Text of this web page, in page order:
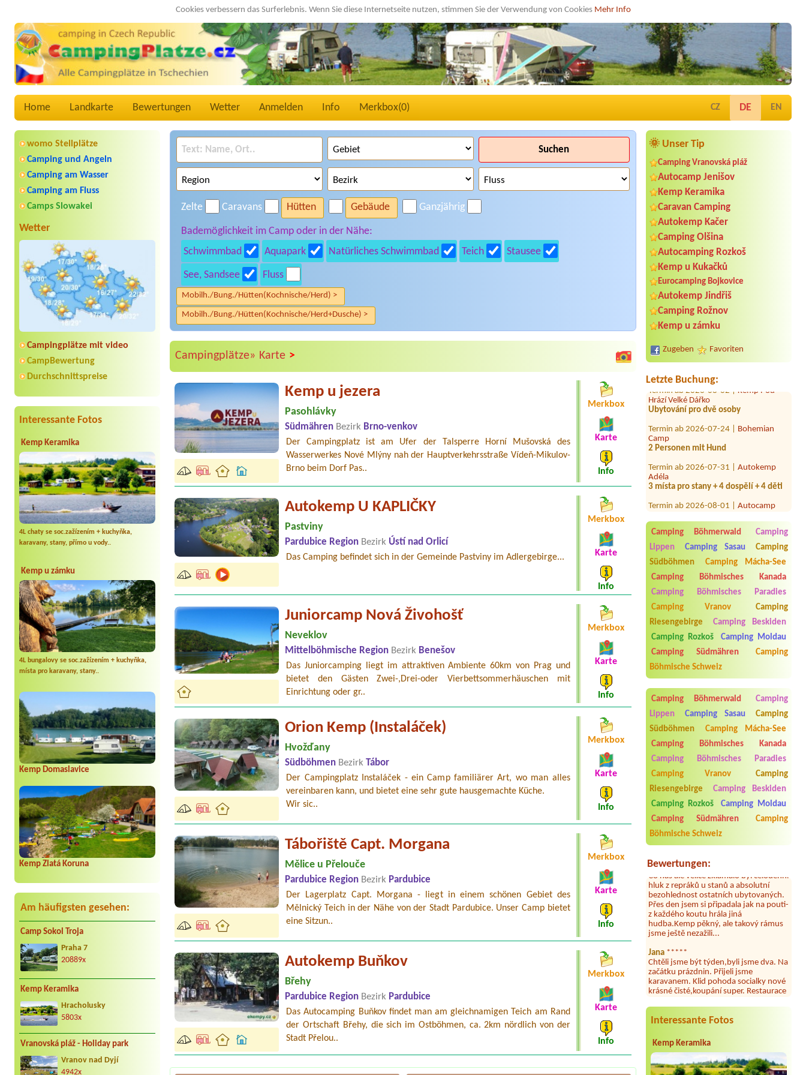
Cookies verbessern das Surferlebnis. Wenn Sie diese Internetseite nutzen, stimmen Sie der Verwendung von Cookies Mehr Info
Home Landkarte Bewertungen Wetter Anmelden Info Merkbox(0) CZ DE EN
womo Stellplätze
Camping und Angeln
Camping am Wasser
Camping am Fluss
Camps Slowakei
Wetter
Campingplätze mit video
CampBewertung
Durchschnittspreise
Interessante Fotos
Kemp Keramika
4L chaty se soc.zažízením + kuchyňka,
karavany, stany, přímo u vody..
Kemp u zámku
4L bungalovy se soc.zažízením + kuchyňka,
místa pro karavany, stany..
Kemp Domaslavice
Kemp Zlatá Koruna
Am häufigsten gesehen:
Camp Sokol Troja
Praha 7
20889x
Kemp Keramika
Hracholusky
5803x
Vranovská pláž - Holiday park
Vranov nad Dyjí
4942x
🌞 Unser Tip
Camping Vranovská pláž
Autocamp Jenišov
Kemp Keramika
Caravan Camping
Autokemp Kačer
Camping Olšina
Autocamping Rozkoš
Kemp u Kukačků
Eurocamping Bojkovice
Autokemp Jindřiš
Camping Rožnov
Kemp u zámku
Zugeben Favoriten
Letzte Buchung:
Termin ab 2026-08-14 |
Liberec
4 lidi
Apollo
3 místa pro stany + 4 dospělí + 4 děti
Termin ab 2026-08-02 |
Hrází Velké Dářko
Ubytování pro dvě osoby
Camp
2 Personen mit Hund
Adéla
3 místa pro stany + 4 dospělí + 4 děti
Ostende
Termin ab 2026-07-23 |Penzion a
chatky Brněnka
Termin ab 2026-08-01 |Tábořiště
Nová Živohošť
2 osoby a el.pripojka
Termin ab 2026-08-06 |
Autokemp
Karlštejn
2 lůžková chatka
Termin ab 2026-08-08 |Ubytovna a
Penzion Slunečnice
4L chata nebo bungalov, 4 osoby,
lůžkoviny
Camping Böhmerwald
Camping
Lippen
Camping Sasau
Camping
Südböhmen
Camping Mácha-See
Camping Böhmisches Kanada
Camping Böhmisches Paradies
Camping Vranov
Camping
Riesengebirge
Camping Beskiden
Camping Rozkoš
Camping Moldau
Camping Südmähren
Camping
Böhmische Schweiz
Camping Böhmerwald
Camping
Lippen
Camping Sasau
Camping
Südböhmen
Camping Mácha-See
Camping Böhmisches Kanada
Camping Böhmisches Paradies
Camping Vranov
Camping
Riesengebirge
Camping Beskiden
Camping Rozkoš
Camping Moldau
Camping Südmähren
Camping
Böhmische Schweiz
Bewertungen:
Aneta Melicharová***
Byli jsme zde v týdnu od 25.7. do 1.8.
2026. Kemp jako takový je pěkný. V
umývárně i na WC bylo vždy čisto,
doplněný papír i utěrky, což při
množství návštěvníků není
samozřejmost. V kempu je obchod a
Co nás ale velice zklamalo byl celodenní
hluk z repráků u stanů a absolutní
bezohlednost ostatních ubytovaných.
Přes den jsem si připadala jak na pouti-
z každého koutu hrála jiná
hudba.Kemp pěkný, ale takový rámus
jsme ještě nezažili...
Chtěli jsme být týden,byli jsme dva. Na
začátku prázdnin. Přijeli jsme
karavanem. Klid pohoda socialky nové
krásné čisté,koupání super. Restaurace
s jídlem, a dobrým jídlem za slušnou
výlety. Veškerý personál se choval
slušně mile. Nám se v kempu líbilo.
Aneta Janíčková*****
Byli jsme zde s dětmi na 5 nocí,
výborné vybavení kempu, čisto všude.
Výborná káva, mošt i víno a další.Milí
Interessante Fotos
Kemp Keramika
Suchen
Zelte Caravans Hütten Gebäude Ganzjährig
Bademöglichkeit im Camp oder in der Nähe:
Schwimmbad
Aquapark Natürliches Schwimmbad Teich Stausee
See, Sandsee Fluss
Mobilh./Bung./Hütten(Kochnische/Herd) >
Mobilh./Bung./Hütten(Kochnische/Herd+Dusche) >
Campingplätze» Karte >
Kemp u jezera
Pasohlávky
Südmähren Bezirk Brno-venkov
Der Campingplatz ist am Ufer der Talsperre Horní Mušovská des
Wasserwerkes Nové Mlýny nah der Hauptverkehrsstraße Vídeň-Mikulov-
Brno beim Dorf Pas..
Merkbox
Karte
Info
Autokemp U KAPLIČKY
Pastviny
Pardubice Region Bezirk Ústí nad Orlicí
Das Camping befindet sich in der Gemeinde Pastviny im Adlergebirge...
Merkbox
Karte
Info
Juniorcamp Nová Živohošť
Neveklov
Mittelböhmische Region Bezirk Benešov
Das Juniorcamping liegt im attraktiven Ambiente 60km von Prag und
bietet den Gästen Zwei-,Drei-oder Vierbettsommerhäuschen mit
Einrichtung oder gr..
Merkbox
Karte
Info
Orion Kemp (Instaláček)
Hvožďany
Südböhmen Bezirk
Tábor
Der Campingplatz Instaláček - ein Camp familiärer Art, wo man alles
vereinbaren kann, und bietet eine sehr gute hausgemachte Küche.
Wir sic..
Merkbox
Karte
Info
Tábořiště Capt. Morgana
Mělice u Přelouče
Pardubice Region Bezirk Pardubice
Der Lagerplatz Capt. Morgana - liegt in einem schönen Gebiet des
Mělnický Teich in der Nähe von der Stadt Pardubice. Unser Camp bietet
eine Sitzun..
Merkbox
Karte
Info
Autokemp Buňkov
Břehy
Pardubice Region Bezirk Pardubice
Das Autocamping Buňkov findet man am gleichnamigen Teich am Rand
der Ortschaft Břehy, die sich im Ostböhmen, ca. 2km nördlich von der
Stadt Přelou..
Merkbox
Karte
Info